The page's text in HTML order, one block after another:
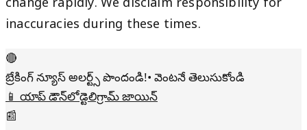
change rapidly. We disclaim responsibility for
inaccuracies during these times.
🔴
బ్రేకింగ్ న్యూస్ అలర్ట్స్ పొందండి!• వెంటనే తెలుసుకోండి
📱 యాప్ డౌన్‌లోడ్టెలిగ్రామ్ జాయిన్
📰